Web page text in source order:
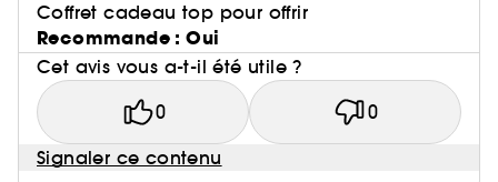
Coffret cadeau top pour offrir
Recommande : Oui
Cet avis vous a-t-il été utile ?
0 0
Signaler ce contenu